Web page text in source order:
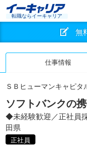
転職ならイーキャリア
無
仕事情報
ＳＢヒューマンキャピタ
ソフトバンクの
◆未経験歓迎／正社員
田県
正社員